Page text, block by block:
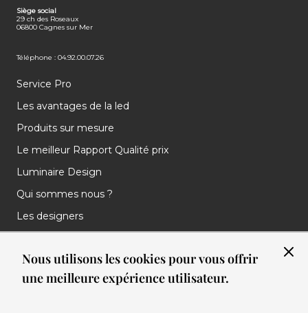
Nous utilisons les cookies pour vous offrir
une meilleure expérience utilisateur.
Siège social
29 ch des Roseaux
06800 Cagnes sur Mer
Téléphone : 04.92.00.07.26
Service Pro
Les avantages de la led
Produits sur mesure
Le meilleur Rapport Qualité prix
Luminaire Design
Qui sommes nous ?
Les designers
Nos réalisations
Nos Clients